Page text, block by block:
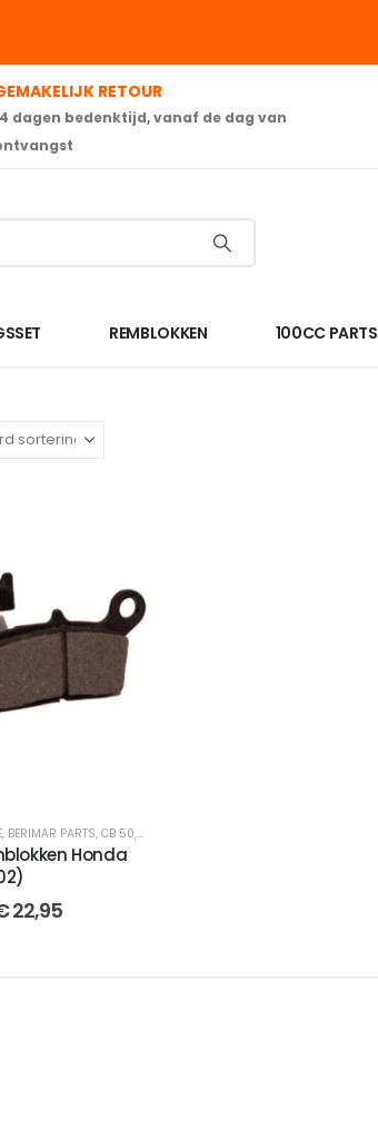
RETOUR
dagen bedenktijd, vanaf de dag van
REMBLOKKEN 100CC PARTS
, BERIMAR PARTS, CB 50, CROSSMOTOR ONDERDELEN
Honda
22,95